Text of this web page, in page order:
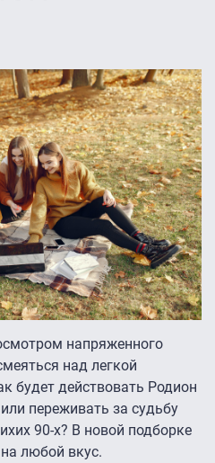
напряженного
над легкой
будет действовать Родион
переживать за судьбу
90-х? В новой подборке
любой вкус.